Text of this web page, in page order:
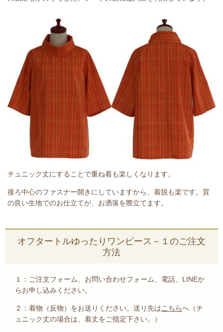
チュニック丈にすることで重ね着も楽しくなります。
後ろ中心のファスナー開きにしていますから、着脱も楽です。質
の良い生地でのお仕立てが、お洒落を際立てます。
オフタートルゆったりワンピース－１のご注文
方法
１：ご注文フォーム、お問い合わせフォーム、電話、LINEか
らお申し込みください。
２：着物（反物）をお送りください。送り先はこちらへ（チ
ュニック丈の場合は、着丈をご指定下さい。）